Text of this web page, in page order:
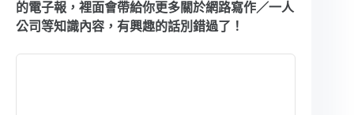
的電子報，裡面會帶給你更多關於網路寫作／一人
公司等知識內容，有興趣的話別錯過了！